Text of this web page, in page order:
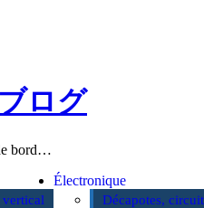
ログ
bord…
vertical
Électronique
Décapotes,